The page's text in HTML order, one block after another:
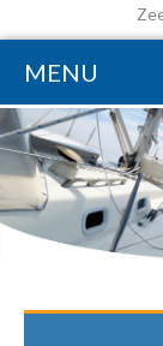
MENU